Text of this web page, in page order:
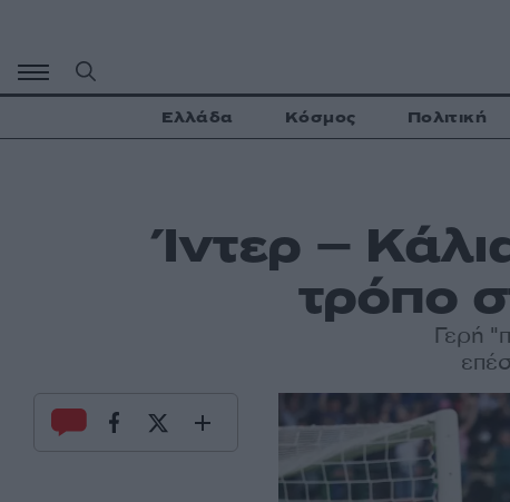
περιεχόμενο
Ελλάδα Κόσμος Πολιτική
Ίντερ –
τρόπο
Γερή